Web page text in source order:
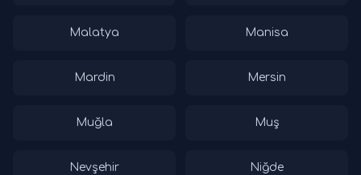
Malatya Manisa
Mardin Mersin
Muğla Muş
Nevşehir Niğde